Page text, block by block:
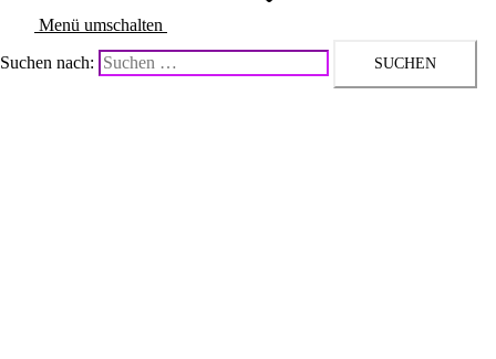
Menü umschalten
Suchen nach: